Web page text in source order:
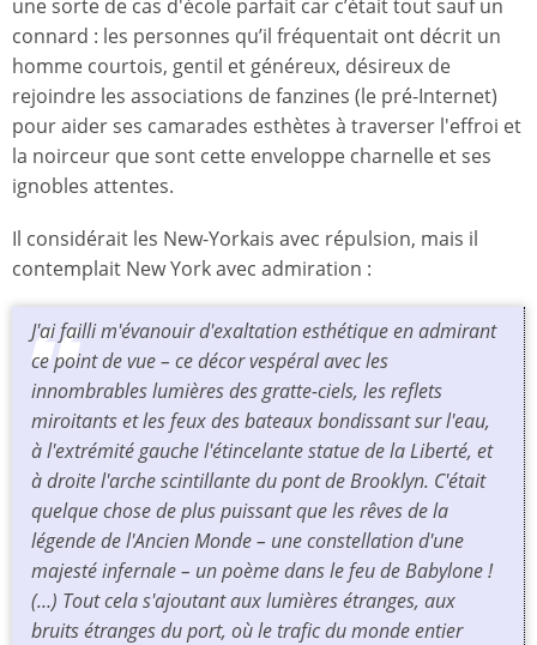
une sorte de cas d'école parfait car c’était tout sauf un
connard : les personnes qu’il fréquentait ont décrit un
homme courtois, gentil et généreux, désireux de
rejoindre les associations de fanzines (le pré-Internet)
pour aider ses camarades esthètes à traverser l'effroi et
la noirceur que sont cette enveloppe charnelle et ses
ignobles attentes.
Il considérait les New-Yorkais avec répulsion, mais il
contemplait New York avec admiration :
J'ai failli m'évanouir d'exaltation esthétique en admirant
ce point de vue – ce décor vespéral avec les
innombrables lumières des gratte-ciels, les reflets
miroitants et les feux des bateaux bondissant sur l'eau,
à l'extrémité gauche l'étincelante statue de la Liberté, et
à droite l'arche scintillante du pont de Brooklyn. C'était
quelque chose de plus puissant que les rêves de la
légende de l'Ancien Monde – une constellation d'une
majesté infernale – un poème dans le feu de Babylone !
(…) Tout cela s'ajoutant aux lumières étranges, aux
bruits étranges du port, où le trafic du monde entier